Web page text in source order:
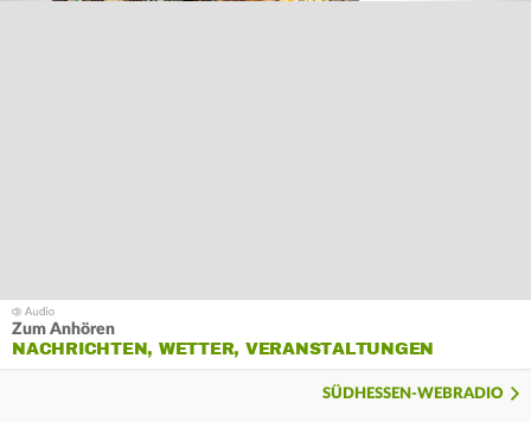
Zum Anhören
NACHRICHTEN, WETTER, VERANSTALTUNGEN
SÜDHESSEN-WEBRADIO